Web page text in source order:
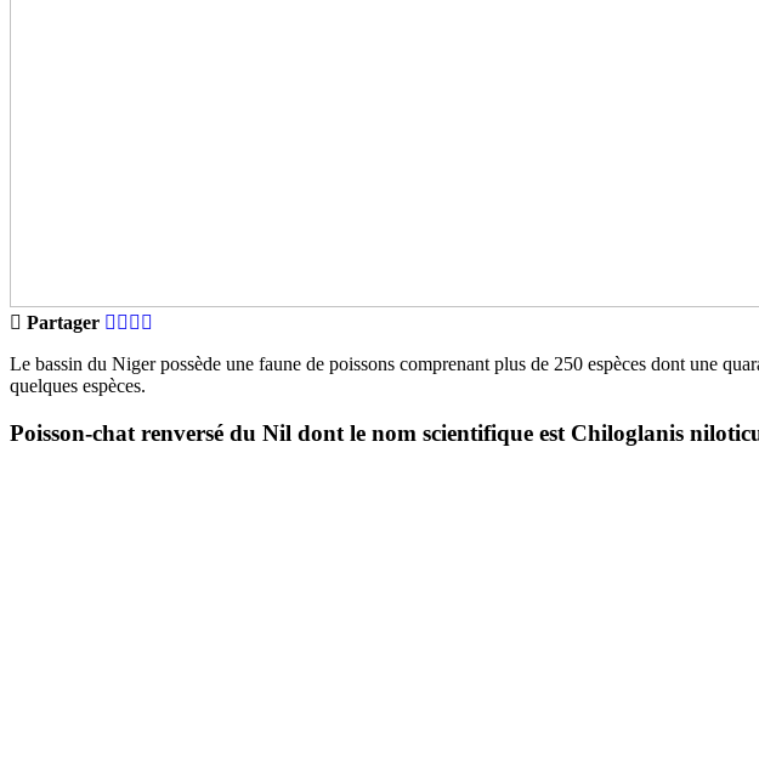
Partager
Le bassin du Niger possède une faune de poissons comprenant plus de 250 espèces dont une
quelques espèces.
Poisson-chat renversé du Nil dont le nom scientifique est Chiloglanis